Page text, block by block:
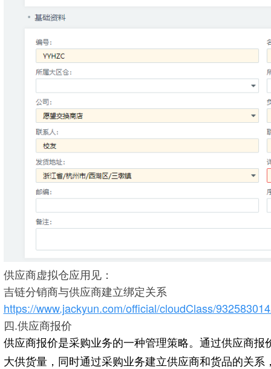
供应商虚拟仓应用见：
吉链分销商与供应商建立绑定关系
https://www.jackyun.com/official/cloudClass/
四.供应商报价
供应商报价是采购业务的一种管理策略。 通过供应商报
大供货量，同时通过采购业务建立供应商和货品的关系